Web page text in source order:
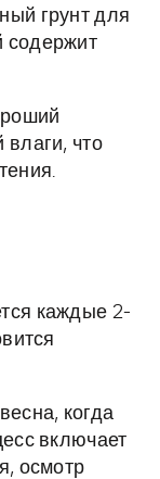
грунт для
содержит
влаги, что
каждые 2-
когда
включает
осмотр